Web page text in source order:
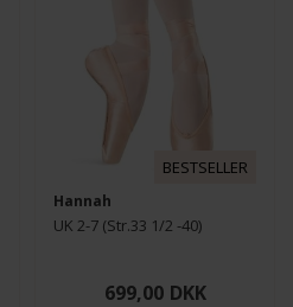
BESTSELLER
Hannah
UK 2-7 (Str.33 1/2 -40)
699,00 DKK